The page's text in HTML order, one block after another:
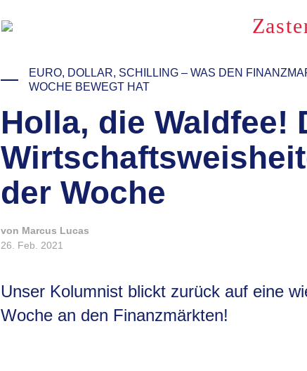
RSS
EURO, DOLLAR, SCHILLING – WAS DEN
WOCHE BEWEGT HAT
Holla, die Waldfee!
der Woche
von Marcus Lucas
26. Feb. 2021
Unser Kolumnist blickt zurück auf eine
Woche an den Finanzmärkten!